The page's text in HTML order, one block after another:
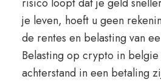
je leven, hoeft u geen
de rentes en belasting van
Belasting op crypto in
achterstand in een betaling